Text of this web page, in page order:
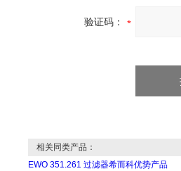
验证码：
相关同类产品：
EWO 351.261 过滤器希而科优势产品